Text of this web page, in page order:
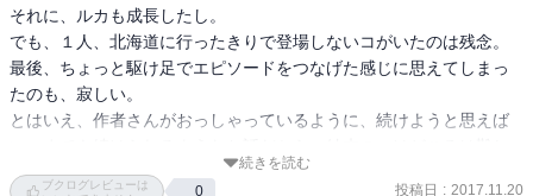
それに、ルカも成長したし。
でも、１人、北海道に行ったきりで登場しないコがいたのは残念。
最後、ちょっと駆け足でエピソードをつなげた感じに思えてしまっ
たのも、寂しい。
とはいえ、作者さんがおっしゃっているように、続けようと思えば
いのだと思う。
続きを読む
ブクログレビューは
0 投稿日 : 2017.11.20